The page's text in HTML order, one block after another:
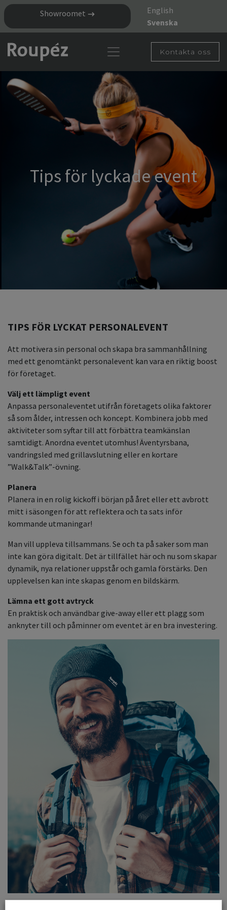
Showroomet
English
Svenska
Kontakta oss
Tips för lyckade event
TIPS FÖR LYCKAT PERSONALEVENT
Att motivera sin personal och skapa bra sammanhållning
med ett genomtänkt personalevent kan vara en riktig boost
för företaget.
Välj ett lämpligt event
Anpassa personaleventet utifrån företagets olika faktorer
så som ålder, intressen och koncept. Kombinera jobb med
aktiviteter som syftar till att förbättra teamkänslan
samtidigt. Anordna eventet utomhus! Äventyrsbana,
vandringsled med grillavslutning eller en kortare
”Walk&Talk”-övning.
Planera
Planera in en rolig kickoff i början på året eller ett avbrott
mitt i säsongen för att reflektera och ta sats inför
kommande utmaningar!
Man vill uppleva tillsammans. Se och ta på saker som man
inte kan göra digitalt. Det är tillfället här och nu som skapar
dynamik, nya relationer uppstår och gamla förstärks. Den
upplevelsen kan inte skapas genom en bildskärm.
Lämna ett gott avtryck
En praktisk och användbar give-away eller ett plagg som
anknyter till och påminner om eventet är en bra investering.